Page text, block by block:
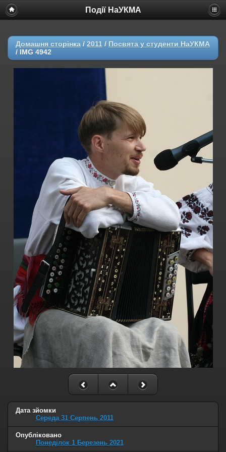
Події НаУКМА
Домашня сторінка / 2011 / Посвята у студенти НаУКМА
/ IMG 4942
Дата зйомки
Середа 31 Серпень 2011
Опубліковано
Понеділок 1 Березень 2021